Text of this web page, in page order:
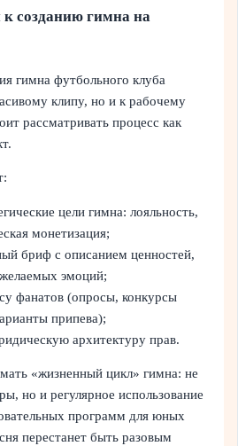
созданию гимна на
гимна футбольного клуба
клипу, но и к рабочему
рассматривать процесс как
цели гимна: лояльность,
монетизация;
бриф с описанием ценностей,
эмоций;
фанатов (опросы, конкурсы
припева);
архитектуру прав.
«жизненный цикл» гимна: не
но и регулярное использование
программ для юных
перестанет быть разовым